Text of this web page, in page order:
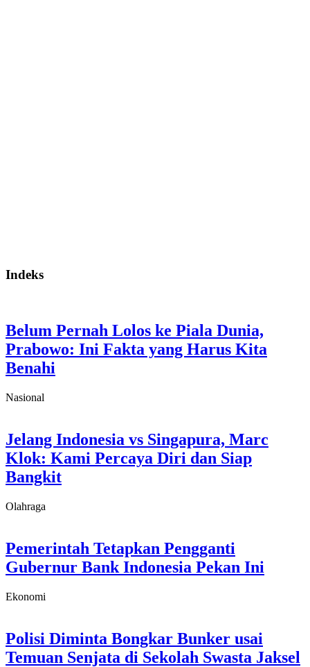
Indeks
Belum Pernah Lolos ke Piala Dunia,
Prabowo: Ini Fakta yang Harus Kita
Benahi
Nasional
Jelang Indonesia vs Singapura, Marc
Klok: Kami Percaya Diri dan Siap
Bangkit
Olahraga
Pemerintah Tetapkan Pengganti
Gubernur Bank Indonesia Pekan Ini
Ekonomi
Polisi Diminta Bongkar Bunker usai
Temuan Senjata di Sekolah Swasta Jaksel